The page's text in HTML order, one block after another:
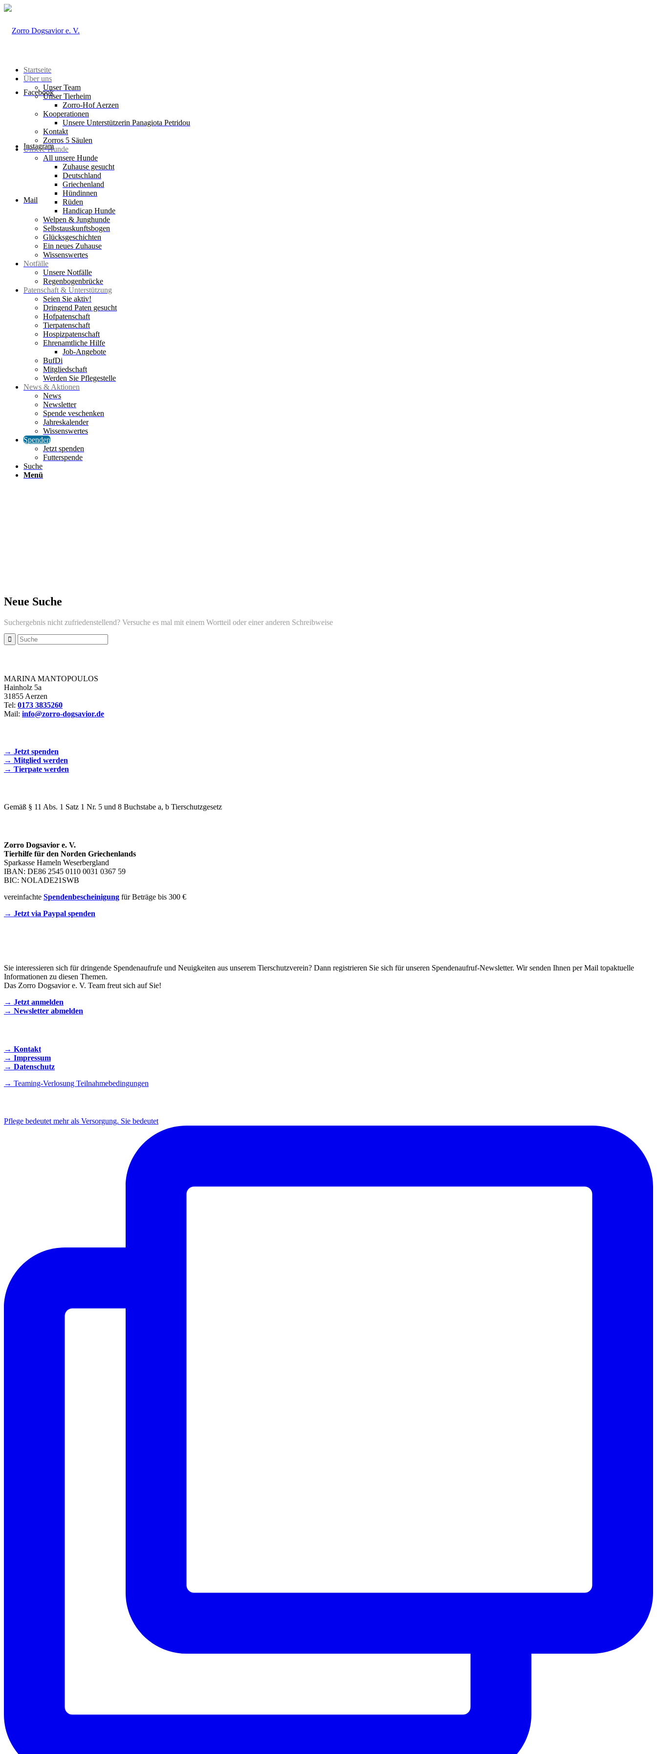
Facebook
Instagram
Mail
Startseite
Über uns
Unser Team
Unser Tierheim
Zorro-Hof Aerzen
Kooperationen
Unsere Unterstützerin Panagiota Petridou
Kontakt
Zorros 5 Säulen
Unsere Hunde
All unsere Hunde
Zuhause gesucht
Deutschland
Griechenland
Hündinnen
Rüden
Handicap Hunde
Welpen & Junghunde
Selbstauskunftsbogen
Glücksgeschichten
Ein neues Zuhause
Wissenswertes
Notfälle
Unsere Notfälle
Regenbogenbrücke
Patenschaft & Unterstützung
Seien Sie aktiv!
Dringend Paten gesucht
Hofpatenschaft
Tierpatenschaft
Hospizpatenschaft
Ehrenamtliche Hilfe
Job-Angebote
BufDi
Mitgliedschaft
Werden Sie Pflegestelle
News & Aktionen
News
Newsletter
Spende veschenken
Jahreskalender
Wissenswertes
Spenden
Jetzt spenden
Futterspende
Suche
Menü
Neue Suche
Suchergebnis nicht zufriedenstellend? Versuche es mal mit einem Wortteil oder einer anderen Schreibweise
MARINA MANTOPOULOS
Hainholz 5a
31855 Aerzen
Tel: 0173 3835260
Mail: info@zorro-dogsavior.de
→ Jetzt spenden
→ Mitglied werden
→ Tierpate werden
Gemäß § 11 Abs. 1 Satz 1 Nr. 5 und 8 Buchstabe a, b Tierschutzgesetz
Zorro Dogsavior e. V.
Tierhilfe für den Norden Griechenlands
Sparkasse Hameln Weserbergland
IBAN: DE86 2545 0110 0031 0367 59
BIC: NOLADE21SWB
vereinfachte Spendenbescheinigung für Beträge bis 300 €
→ Jetzt via Paypal spenden
Sie interessieren sich für dringende Spendenaufrufe und Neuigkeiten aus unserem Tierschutzverein? Dann registrieren Sie sich für unseren Spendenaufruf-Newsletter. Wir senden Ihnen per Mail topaktuelle
Informationen zu diesen Themen.
Das Zorro Dogsavior e. V. Team freut sich auf Sie!
→ Jetzt anmelden
→ Newsletter abmelden
→ Kontakt
→ Impressum
→ Datenschutz
→ Teaming-Verlosung Teilnahmebedingungen
Pflege bedeutet mehr als Versorgung. Sie bedeutet